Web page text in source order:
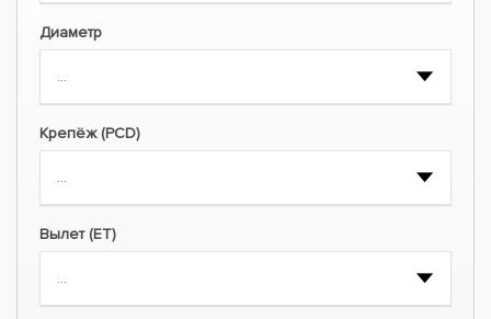
Диаметр
Крепёж (PCD)
Вылет (ET)